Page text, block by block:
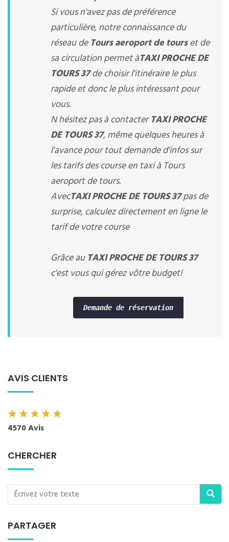
Si vous n'avez pas de préférence
particulière, notre connaissance du
réseau de Tours aeroport de tourset de
sa circulation permet àTAXI PROCHE DE
TOURS 37de choisir l'itinéraire le plus
rapide et donc le plus intéressant pour
vous.
N hésitez pas à contacterTAXI PROCHE
DE TOURS 37, même quelques heures à
l'avance pour tout demande d'infos sur
les tarifs des course en taxi à Tours
aeroport de tours.
AvecTAXI PROCHE DE TOURS 37pas de
surprise, calculez directement en ligne le
tarif de votre course
Grâce au TAXI PROCHE DE TOURS 37
c'est vous qui gérez vôtre budget!
Demande de réservation
AVIS CLIENTS
★★★★★
4570 Avis
CHERCHER
PARTAGER